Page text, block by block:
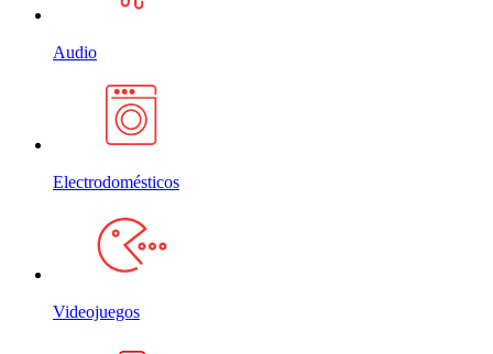
Audio
Electrodomésticos
Videojuegos